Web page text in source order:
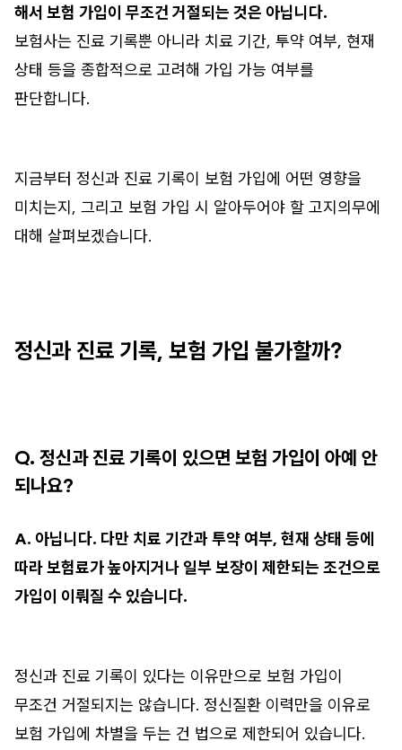
해서 보험 가입이 무조건 거절되는 것은 아닙니다.
보험사는 진료 기록뿐 아니라 치료 기간, 투약 여부, 현재
상태 등을 종합적으로 고려해 가입 가능 여부를
판단합니다.
지금부터 정신과 진료 기록이 보험 가입에 어떤 영향을
미치는지, 그리고 보험 가입 시 알아두어야 할 고지의무에
대해 살펴보겠습니다.
정신과 진료 기록, 보험 가입 불가할까?
Q. 정신과 진료 기록이 있으면 보험 가입이 아예 안
되나요?
A. 아닙니다. 다만 치료 기간과 투약 여부, 현재 상태 등에
따라 보험료가 높아지거나 일부 보장이 제한되는 조건으로
가입이 이뤄질 수 있습니다.
정신과 진료 기록이 있다는 이유만으로 보험 가입이
무조건 거절되지는 않습니다. 정신질환 이력만을 이유로
보험 가입에 차별을 두는 건 법으로 제한되어 있습니다.